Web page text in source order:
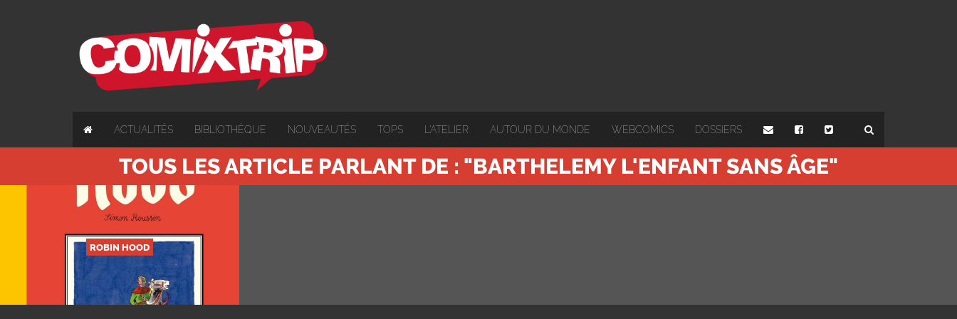
ACTUALITÉS BIBLIOTHÈQUE NOUVEAUTÉS TOPS L'ATELIER AUTOUR DU MONDE WEBCOMICS DOSSIERS
TOUS LES ARTICLE PARLANT DE : "BARTHELEMY L'ENFANT SANS ÂGE"
ROBIN HOOD